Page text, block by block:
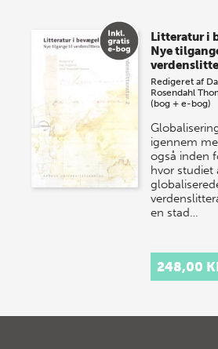
Litteratur i
Nye
Redigeret af
Rosendahl
(bog + e-bog)
igennem
også inden
hvor studiet
en stad…
248,00